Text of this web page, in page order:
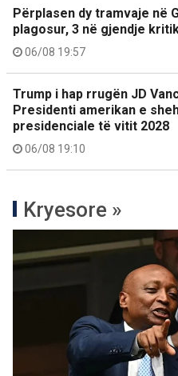
Përplasen dy tramvaje në
plagosur, 3 në gjendje
06/08 19:57
Trump i hap rrugën JD
Presidenti amerikan e
presidenciale të vitit 2028
06/08 19:10
Kryesore »